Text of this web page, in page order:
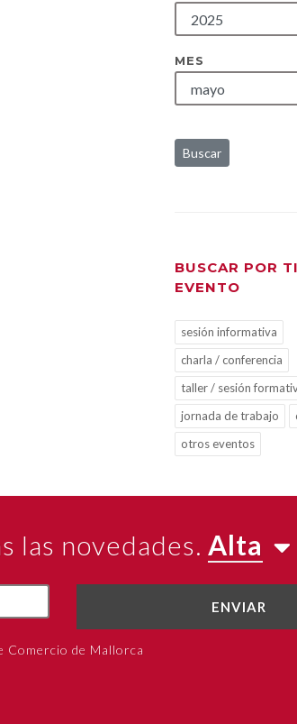
MES
Buscar
BUSCAR POR
EVENTO
sesión informativa
charla / conferencia
taller / sesión
jornada de trabajo
otros eventos
las novedades. Alta
ENVIAR
Comercio de Mallorca